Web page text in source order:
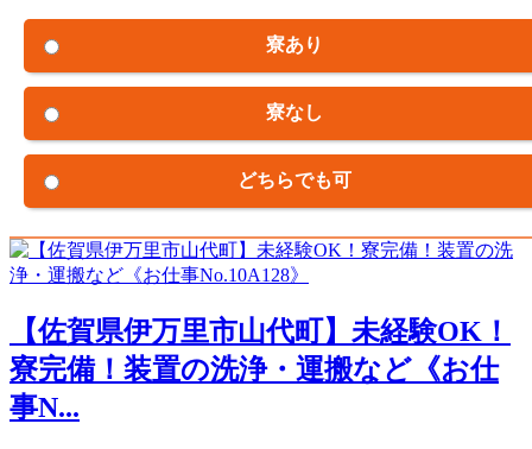
寮あり
寮なし
どちらでも可
【佐賀県伊万里市山代町】未経験OK！
寮完備！装置の洗浄・運搬など《お仕
事N...